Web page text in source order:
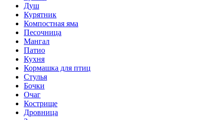
Душ
Курятник
Компостная яма
Песочница
Мангал
Патио
Кухня
Кормашка для птиц
Стулья
Бочки
Очаг
Кострище
Дровница